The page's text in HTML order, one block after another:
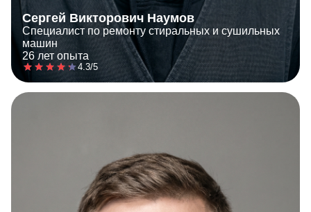
Сергей Викторович Наумов
Специалист по ремонту стиральных и сушильных
машин
26 лет опыта
4.3/5